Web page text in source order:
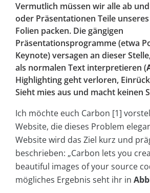
Vermutlich müssen wir alle ab
oder Präsentationen Teile
Folien packen. Die gängigen
Präsentationsprogramme (etwa
Keynote) versagen an dieser
als normalen Text interpretieren (
Highlighting geht verloren,
Sieht mies aus und macht keinen
Ich möchte euch Carbon [1]
Website, die dieses Problem
Website wird das Ziel kurz und
beschrieben: „Carbon lets you
beautiful images of your source
mögliches Ergebnis seht ihr in